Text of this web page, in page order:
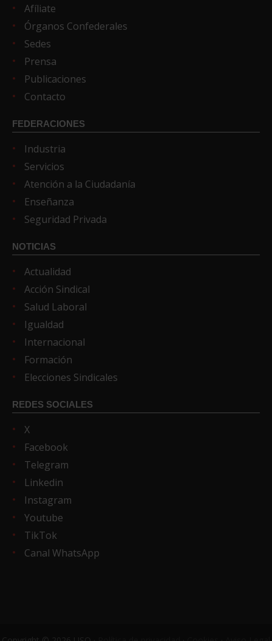
Afíliate
Órganos Confederales
Sedes
Prensa
Publicaciones
Contacto
FEDERACIONES
Industria
Servicios
Atención a la Ciudadanía
Enseñanza
Seguridad Privada
NOTICIAS
Actualidad
Acción Sindical
Salud Laboral
Igualdad
Internacional
Formación
Elecciones Sindicales
REDES SOCIALES
X
Facebook
Telegram
Linkedin
Instagram
Youtube
TikTok
Canal WhatsApp